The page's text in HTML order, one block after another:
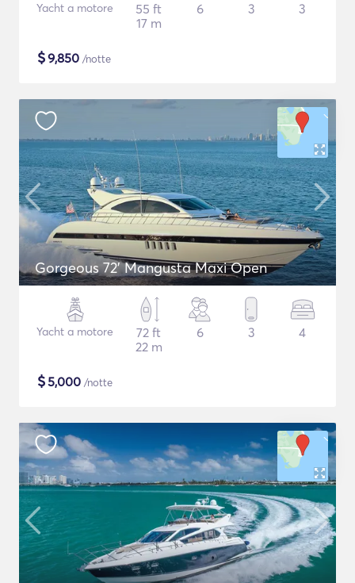
Yacht a motore
55 ft
17 m
6 3 3
$9,850 /notte
Gorgeous 72' Mangusta Maxi Open
Yacht a motore
72 ft
22 m
6 3 4
$5,000 /notte